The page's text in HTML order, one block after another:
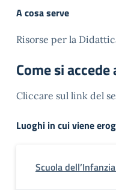
A cosa serve
Risorse per la
Come si
Cliccare sul link del
Luoghi in cui viene
Scuola